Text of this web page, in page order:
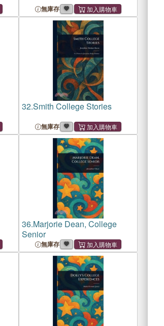
無庫存
32.Smith College Stories
無庫存
36.Marjorie Dean, College
Senior
無庫存